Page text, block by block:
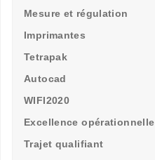
Mesure et régulation
Imprimantes
Tetrapak
Autocad
WIFI2020
Excellence opérationnelle
Trajet qualifiant